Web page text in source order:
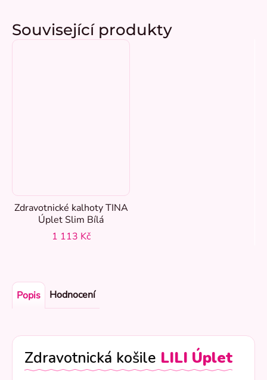
Související produkty
Zdravotnické kalhoty TINA
Úplet Slim Bílá
1 113 Kč
Popis Hodnocení
Zdravotnická košile LILI Úplet